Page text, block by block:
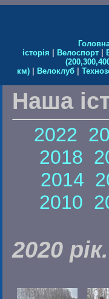
історія
Велоспорт|
км)
Велоклуб
Наша
2022
2018
2014
2010
2020 рік.